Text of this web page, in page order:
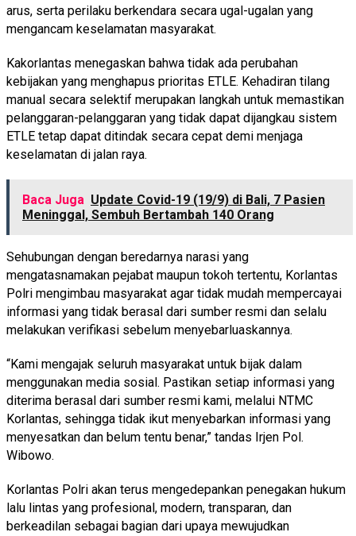
arus, serta perilaku berkendara secara ugal-ugalan yang
mengancam keselamatan masyarakat.
Kakorlantas menegaskan bahwa tidak ada perubahan
kebijakan yang menghapus prioritas ETLE. Kehadiran tilang
manual secara selektif merupakan langkah untuk memastikan
pelanggaran-pelanggaran yang tidak dapat dijangkau sistem
ETLE tetap dapat ditindak secara cepat demi menjaga
keselamatan di jalan raya.
Baca Juga Update Covid-19 (19/9) di Bali, 7 Pasien
Meninggal, Sembuh Bertambah 140 Orang
Sehubungan dengan beredarnya narasi yang
mengatasnamakan pejabat maupun tokoh tertentu, Korlantas
Polri mengimbau masyarakat agar tidak mudah mempercayai
informasi yang tidak berasal dari sumber resmi dan selalu
melakukan verifikasi sebelum menyebarluaskannya.
“Kami mengajak seluruh masyarakat untuk bijak dalam
menggunakan media sosial. Pastikan setiap informasi yang
diterima berasal dari sumber resmi kami, melalui NTMC
Korlantas, sehingga tidak ikut menyebarkan informasi yang
menyesatkan dan belum tentu benar,” tandas Irjen Pol.
Wibowo.
Korlantas Polri akan terus mengedepankan penegakan hukum
lalu lintas yang profesional, modern, transparan, dan
berkeadilan sebagai bagian dari upaya mewujudkan